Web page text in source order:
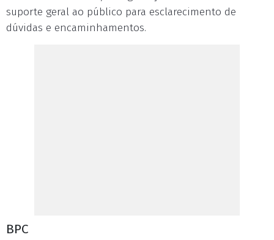
suporte geral ao público para esclarecimento de
dúvidas e encaminhamentos.
BPC